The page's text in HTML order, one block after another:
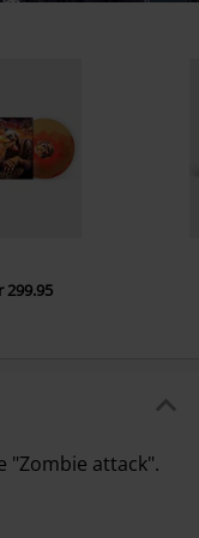
299.95
"Zombie attack".